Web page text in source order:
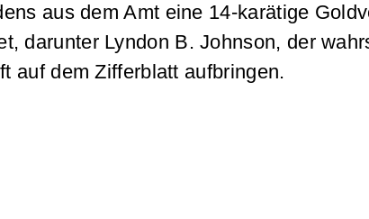
aus dem Amt eine 14-karätige
darunter Lyndon B. Johnson, der
auf dem Zifferblatt aufbringen.